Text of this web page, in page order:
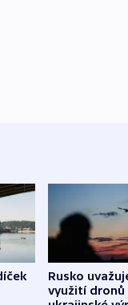
Rusko
využití dronů